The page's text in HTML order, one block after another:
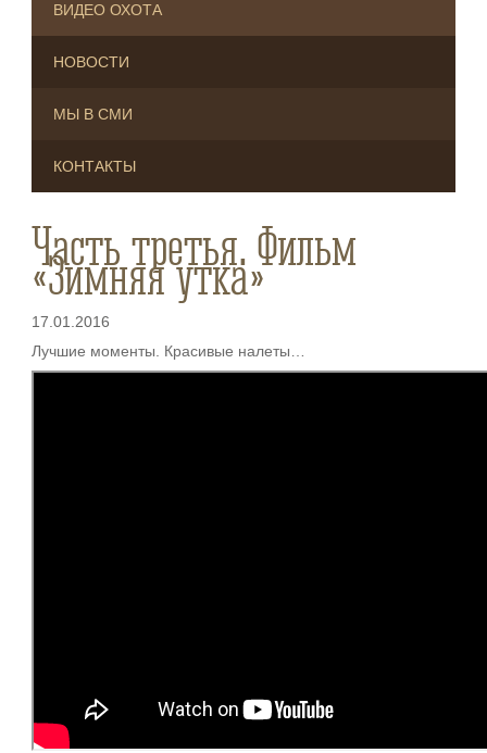
ВИДЕО ОХОТА
НОВОСТИ
МЫ В СМИ
КОНТАКТЫ
Часть третья. Фильм
«Зимняя утка»
17.01.2016
Лучшие моменты. Красивые налеты…